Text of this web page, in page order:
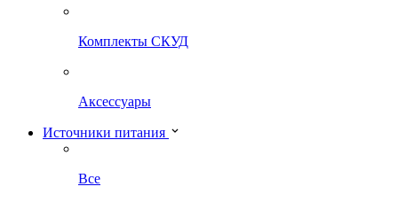
Комплекты СКУД
Аксессуары
Источники питания
Все